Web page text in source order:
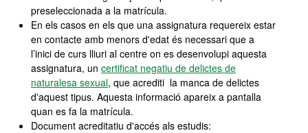
preseleccionada a la matrícula.
En els casos en els que una assignatura requereix estar
en contacte amb menors d'edat és necessari que a
l’inici de curs lliuri al centre on es desenvolupi aquesta
assignatura, un certificat negatiu de delictes de
naturalesa sexual, que acrediti la manca de delictes
d'aquest tipus. Aquesta informació apareix a pantalla
quan es fa la matrícula.
Document acreditatiu d'accés als estudis: